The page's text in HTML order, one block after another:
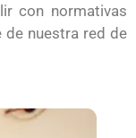
con normativas
de nuestra red de